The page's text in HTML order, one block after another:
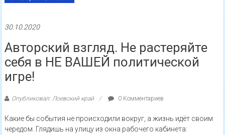
30.10.2020
Авторский взгляд. Не растеряйте
себя в НЕ ВАШЕЙ политической
игре!
Опубликовал: Лоевский край 0 Комментариев
Какие бы события не происходили вокруг, а жизнь идёт своим
чередом. Глядишь на улицу из окна рабочего кабинета: